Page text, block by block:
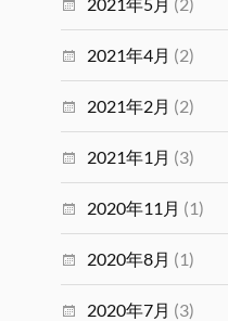
2021年4月 (2)
2021年2月 (2)
2021年1月 (3)
2020年11月 (1)
2020年8月 (1)
2020年7月 (3)